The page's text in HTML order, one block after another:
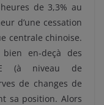
de 3,3% au
d’une cessation
centrale chinoise.
en-deçà des
(à niveau de
de changes de
sa position. Alors